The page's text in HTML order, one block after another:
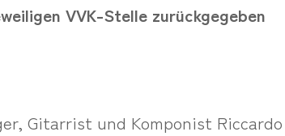
VVK-Stelle zurückgegeben
Gitarrist und Komponist Riccardo